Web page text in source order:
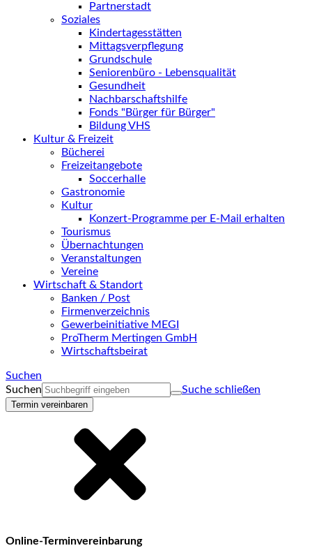
Partnerstadt
Soziales
Kindertagesstätten
Mittagsverpflegung
Grundschule
Seniorenbüro - Lebensqualität
Gesundheit
Nachbarschaftshilfe
Fonds "Bürger für Bürger"
Bildung VHS
Kultur & Freizeit
Bücherei
Freizeitangebote
Soccerhalle
Gastronomie
Kultur
Konzert-Programme per E-Mail erhalten
Tourismus
Übernachtungen
Veranstaltungen
Vereine
Wirtschaft & Standort
Banken / Post
Firmenverzeichnis
Gewerbeinitiative MEGI
ProTherm Mertingen GmbH
Wirtschaftsbeirat
Suchen
Suchen
Suche schließen
Termin vereinbaren
Online-Terminvereinbarung